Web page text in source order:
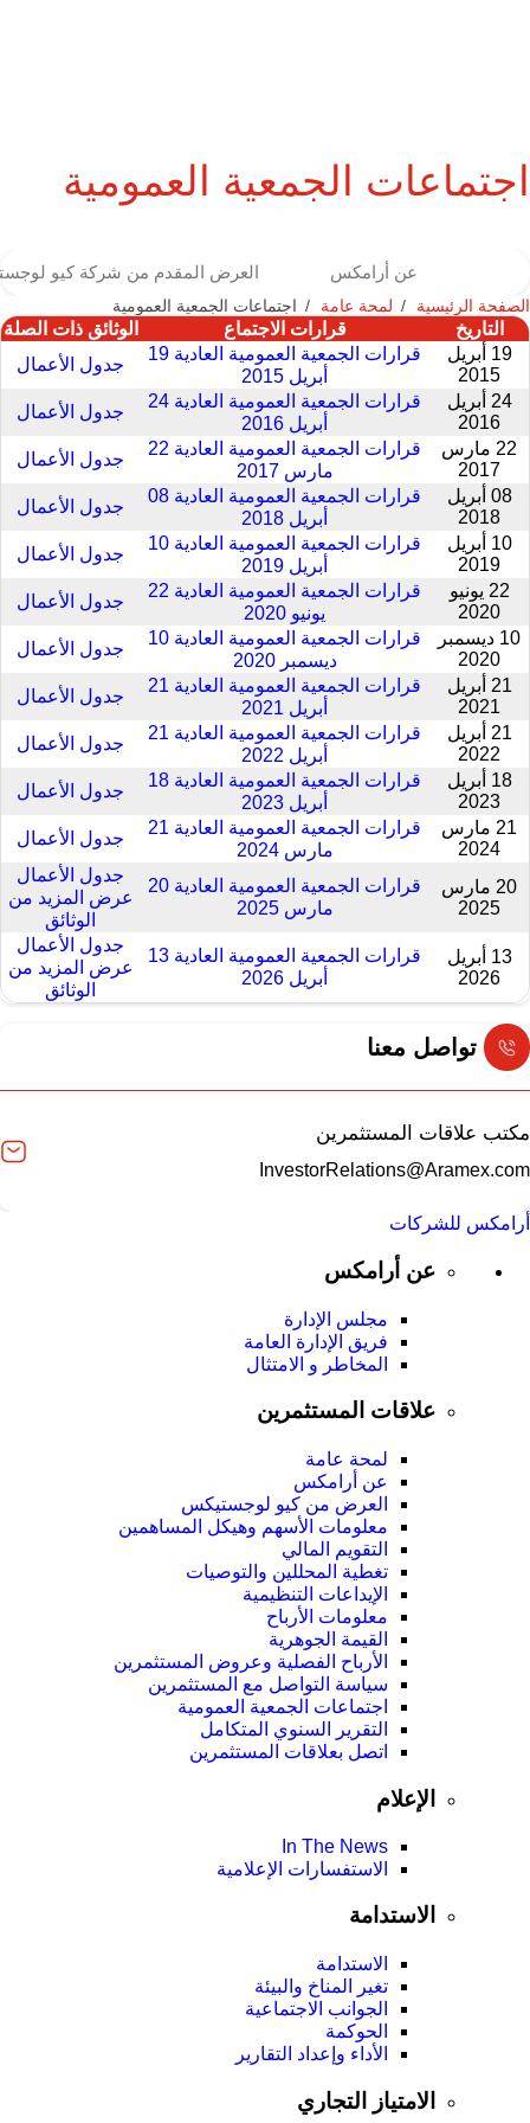
اجتماعات الجمعية العمومیة
عن أرامكس العرض المقدم من شركة كيو
الصفحة الرئيسية لمحة عامة اجتماعات الجمعية العمومیة
التاريخ قرارات الاجتماع
الوثائق ذات الصلة
19 أبريل
2015
قرارات الجمعية العمومیة العادية 19
أبريل 2015
جدول الأعمال
24 أبريل
2016
قرارات الجمعية العمومیة العادية 24
أبريل 2016
جدول الأعمال
22 مارس
2017
قرارات الجمعية العمومیة العادية 22
مارس 2017
جدول الأعمال
08 أبريل
2018
قرارات الجمعية العمومیة العادية 08
أبريل 2018
جدول الأعمال
10 أبريل
2019
قرارات الجمعية العمومیة العادية 10
أبريل 2019
جدول الأعمال
22 يونيو
2020
قرارات الجمعية العمومیة العادية 22
يونيو 2020
جدول الأعمال
10 ديسمبر
2020
قرارات الجمعية العمومیة العادية 10
ديسمبر 2020
جدول الأعمال
21 أبريل
2021
قرارات الجمعية العمومیة العادية 21
أبريل 2021
جدول الأعمال
21 أبريل
2022
قرارات الجمعية العمومیة العادية 21
أبريل 2022
جدول الأعمال
18 أبريل
2023
قرارات الجمعية العمومیة العادية 18
أبريل 2023
جدول الأعمال
21 مارس
2024
قرارات الجمعية العمومیة العادية 21
مارس 2024
جدول الأعمال
20 مارس
2025
قرارات الجمعية العمومیة العادية 20
مارس 2025
جدول الأعمال
عرض المزيد من
الوثائق
13 أبريل
2026
قرارات الجمعية العمومية العادية 13
أبريل 2026
جدول الأعمال
عرض المزيد من
الوثائق
تواصل معنا
مكتب علاقات المستثمرين
InvestorRelations@Aramex.com
أرامكس للشركات
عن أرامكس
مجلس الإدارة
فريق الإدارة العامة
المخاطر و الامتثال
علاقات المستثمرين
لمحة عامة
عن أرامكس
العرض من كيو لوجستيكس
معلومات الأسهم وهيكل المساهمين
التقويم المالي
تغطية المحللين والتوصيات
الإيداعات التنظيمية
معلومات الأرباح
القيمة الجوهرية
الأرباح الفصلية وعروض المستثمرين
سياسة التواصل مع المستثمرين
اجتماعات الجمعية العمومیة
التقرير السنوي المتكامل
اتصل بعلاقات المستثمرين
الإعلام
In The News
الاستفسارات الإعلامية
الاستدامة
الاستدامة
تغير المناخ والبيئة
الجوانب الاجتماعية
الحوكمة
الأداء وإعداد التقارير
الامتياز التجاري